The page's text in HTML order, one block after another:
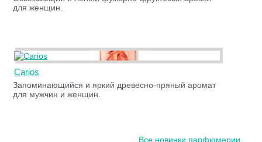
для женщин.
Carios
Запоминающийся и яркий древесно-пряный аромат
для мужчин и женщин.
Все новинки парфюмерии